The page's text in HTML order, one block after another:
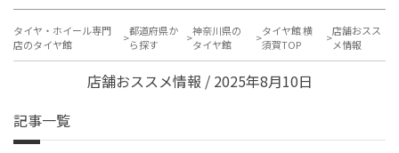
タイヤ・ホイール専門
店のタイヤ館
都道府県か
ら探す
神奈川県の
タイヤ館
タイヤ館 横
須賀TOP
店舗おスス
メ情報
店舗おススメ情報 / 2025年8月10日
記事一覧